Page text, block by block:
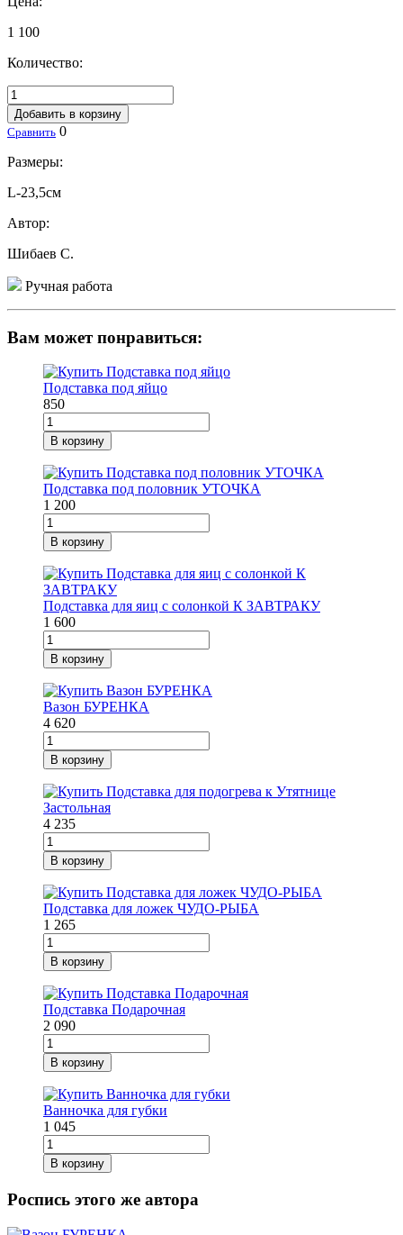
1 100
Количество:
Добавить в корзину
Сравнить 0
Размеры:
L-23,5см
Автор:
Шибаев С.
Ручная работа
Вам может понравиться:
Подставка под яйцо
850
В корзину
Подставка под половник УТОЧКА
1 200
В корзину
Подставка для яиц с солонкой К ЗАВТРАКУ
1 600
В корзину
Вазон БУРЕНКА
4 620
В корзину
4 235
В корзину
Подставка для ложек ЧУДО-РЫБА
1 265
В корзину
Подставка Подарочная
2 090
В корзину
Ванночка для губки
1 045
В корзину
Роспись этого же автора